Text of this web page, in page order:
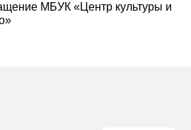
МБУК «Центр культуры и